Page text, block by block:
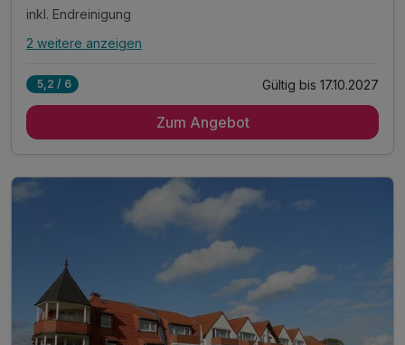
inkl. Endreinigung
Alle Inklusivleistungen
4 x reichhaltiges Frühstück vom Buffet
inkl. Gas/Wasser/Strom
2 weitere anzeigen
5,2 / 6 Gültig bis 17.10.2027
Zum Angebot